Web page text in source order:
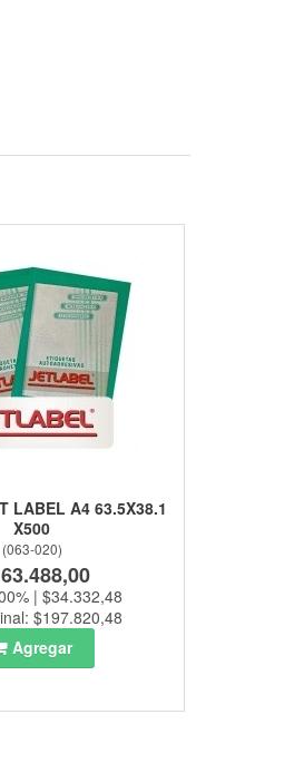
LABEL A4 63.5X38.1
X500
(063-020)
| $34.332,48
$197.820,48
Agregar